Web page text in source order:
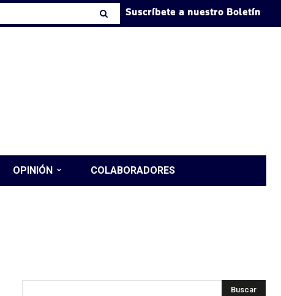
Suscríbete a nuestro Boletín
OPINIÓN COLABORADORES
Buscar